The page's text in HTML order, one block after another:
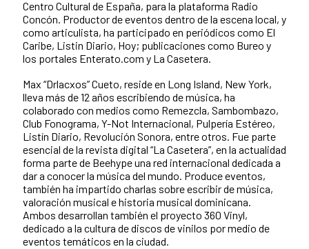
Centro Cultural de España, para la plataforma Radio
Concón. Productor de eventos dentro de la escena local, y
como articulista, ha participado en periódicos como El
Caribe, Listin Diario, Hoy; publicaciones como Bureo y
los portales Enterato.com y La Casetera.
Max “Drlacxos” Cueto, reside en Long Island, New York,
lleva más de 12 años escribiendo de música, ha
colaborado con medios como Remezcla, Sambombazo,
Club Fonograma, Y-Not Internacional, Pulpería Estéreo,
Listín Diario, Revolución Sonora, entre otros. Fue parte
esencial de la revista digital “La Casetera”, en la actualidad
forma parte de Beehype una red internacional dedicada a
dar a conocer la música del mundo. Produce eventos,
también ha impartido charlas sobre escribir de música,
valoración musical e historia musical dominicana.
Ambos desarrollan también el proyecto 360 Vinyl,
dedicado a la cultura de discos de vinilos por medio de
eventos temáticos en la ciudad.